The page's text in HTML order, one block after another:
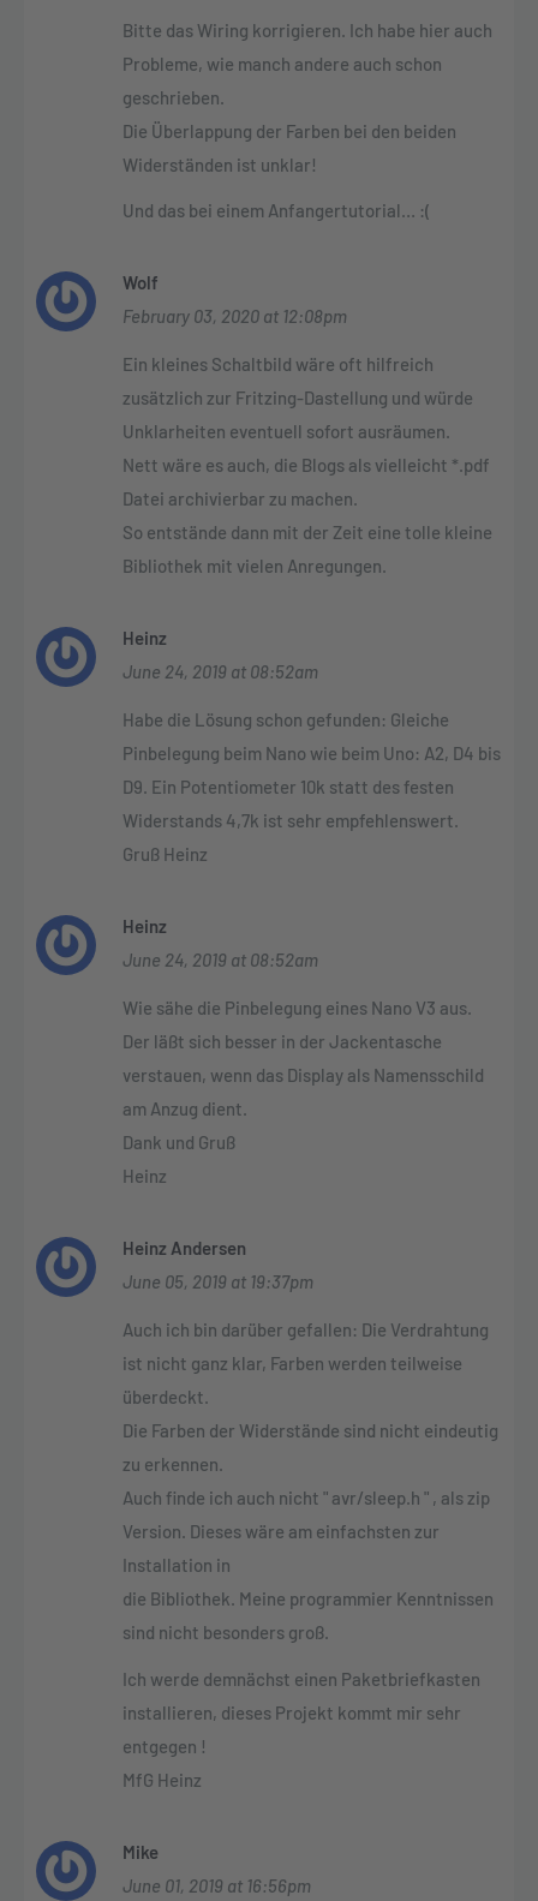
Bitte das Wiring korrigieren. Ich habe hier auch
Probleme, wie manch andere auch schon
geschrieben.
Die Überlappung der Farben bei den beiden
Widerständen ist unklar!
Und das bei einem Anfangertutorial… :(
Wolf
February 03, 2020 at 12:08pm
Ein kleines Schaltbild wäre oft hilfreich
zusätzlich zur Fritzing-Dastellung und würde
Unklarheiten eventuell sofort ausräumen.
Nett wäre es auch, die Blogs als vielleicht *.pdf
Datei archivierbar zu machen.
So entstände dann mit der Zeit eine tolle kleine
Bibliothek mit vielen Anregungen.
Heinz
June 24, 2019 at 08:52am
Habe die Lösung schon gefunden: Gleiche
Pinbelegung beim Nano wie beim Uno: A2, D4 bis
D9. Ein Potentiometer 10k statt des festen
Widerstands 4,7k ist sehr empfehlenswert.
Gruß Heinz
Heinz
June 24, 2019 at 08:52am
Wie sähe die Pinbelegung eines Nano V3 aus.
Der läßt sich besser in der Jackentasche
verstauen, wenn das Display als Namensschild
am Anzug dient.
Dank und Gruß
Heinz
Heinz Andersen
June 05, 2019 at 19:37pm
Auch ich bin darüber gefallen: Die Verdrahtung
ist nicht ganz klar, Farben werden teilweise
überdeckt.
Die Farben der Widerstände sind nicht eindeutig
zu erkennen.
Auch finde ich auch nicht " avr/sleep.h " , als zip
Version. Dieses wäre am einfachsten zur
Installation in
die Bibliothek. Meine programmier Kenntnissen
sind nicht besonders groß.
Ich werde demnächst einen Paketbriefkasten
installieren, dieses Projekt kommt mir sehr
entgegen !
MfG Heinz
Mike
June 01, 2019 at 16:56pm